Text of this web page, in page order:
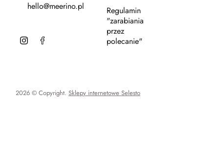
hello@meerino.pl
Regulamin
"zarabiania
przez
polecanie"
2026 © Copyright. Sklepy internetowe Selesto